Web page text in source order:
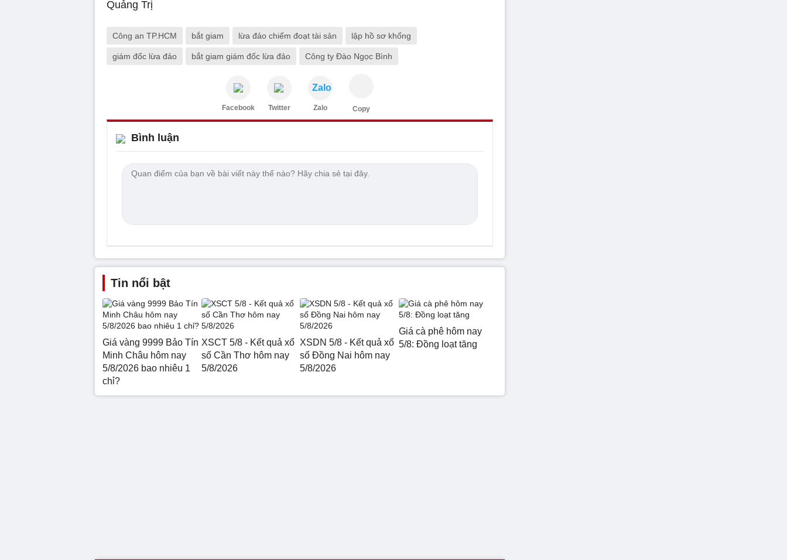
Công an TP.HCM bắt giam lừa đảo chiếm đoạt tài sản lập hồ sơ khống
giám đốc lừa đảo bắt giam giám đốc lừa đảo Công ty Đào Ngọc Bình
Facebook Twitter
Zalo
Zalo Copy
Bình luận
Tin nổi bật
Giá vàng 9999 Bảo Tín
Minh Châu hôm nay
5/8/2026 bao nhiêu 1
chỉ?
XSCT 5/8 - Kết quả xổ
số Cần Thơ hôm nay
5/8/2026
XSDN 5/8 - Kết quả xổ
số Đồng Nai hôm nay
5/8/2026
Giá cà phê hôm nay
5/8: Đồng loạt tăng